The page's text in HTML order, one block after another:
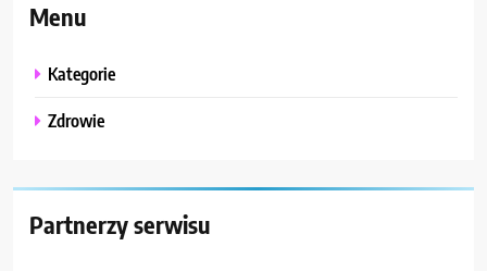
Menu
Kategorie
Zdrowie
Partnerzy serwisu